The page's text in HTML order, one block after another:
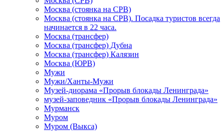
Москва (стоянка на СРВ)
Москва (стоянка на СРВ). Посадка туристов всегда
начинается в 22 часа.
Москва (трансфер)
Москва (трансфер) Дубна
Москва (трансфер) Калязин
Москва (ЮРВ)
Мужи
Мужи/Ханты-Мужи
Музей-диорама «Прорыв блокады Ленинграда»
музей-заповедник «Прорыв блокады Ленинграда»
Мурманск
Муром
Муром (Выкса)